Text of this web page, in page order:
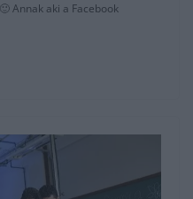
Annak aki a Facebook